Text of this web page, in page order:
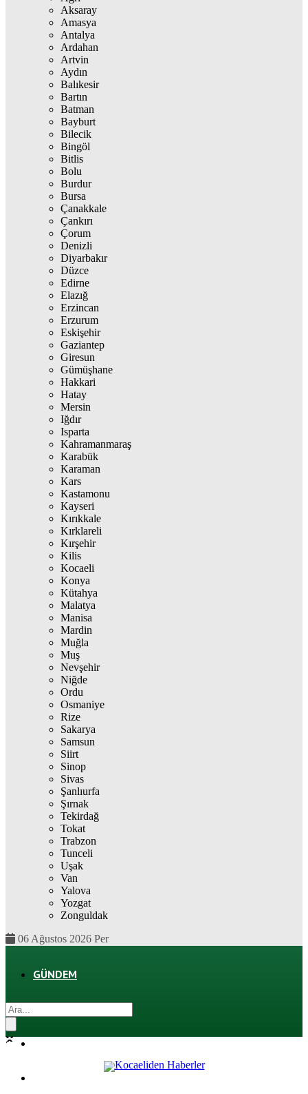
Aksaray
Amasya
Antalya
Ardahan
Artvin
Aydın
Balıkesir
Bartın
Batman
Bayburt
Bilecik
Bingöl
Bitlis
Bolu
Burdur
Bursa
Çanakkale
Çankırı
Çorum
Denizli
Diyarbakır
Düzce
Edirne
Elazığ
Erzincan
Erzurum
Eskişehir
Gaziantep
Giresun
Gümüşhane
Hakkari
Hatay
Mersin
Iğdır
Isparta
Kahramanmaraş
Karabük
Karaman
Kars
Kastamonu
Kayseri
Kırıkkale
Kırklareli
Kırşehir
Kilis
Kocaeli
Konya
Kütahya
Malatya
Manisa
Mardin
Muğla
Muş
Nevşehir
Niğde
Ordu
Osmaniye
Rize
Sakarya
Samsun
Siirt
Sinop
Sivas
Şanlıurfa
Şırnak
Tekirdağ
Tokat
Trabzon
Tunceli
Uşak
Van
Yalova
Yozgat
Zonguldak
06 Ağustos 2026 Per
GÜNDEM